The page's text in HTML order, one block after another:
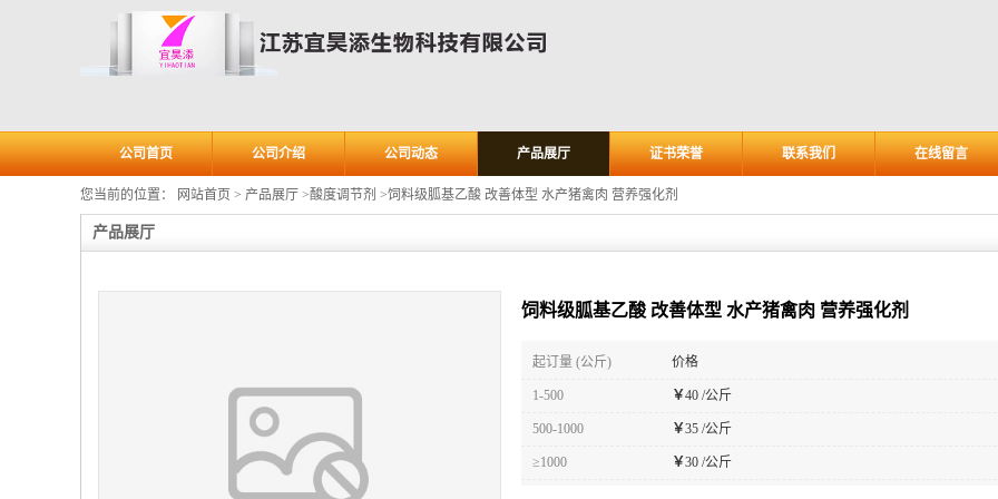
公司首页 公司介绍 公司动态 产品展厅 证书荣誉 联系我们 在线留言
您当前的位置： 网站首页 > 产品展厅 >酸度调节剂 >饲料级胍基乙酸 改善体型 水产猪禽肉 营养强化剂
产品展厅
饲料级胍基乙酸 改善体型 水产猪禽肉 营养强化剂
起订量 (公斤) 价格
1-500 ￥40 /公斤
500-1000 ￥35 /公斤
≥1000 ￥30 /公斤